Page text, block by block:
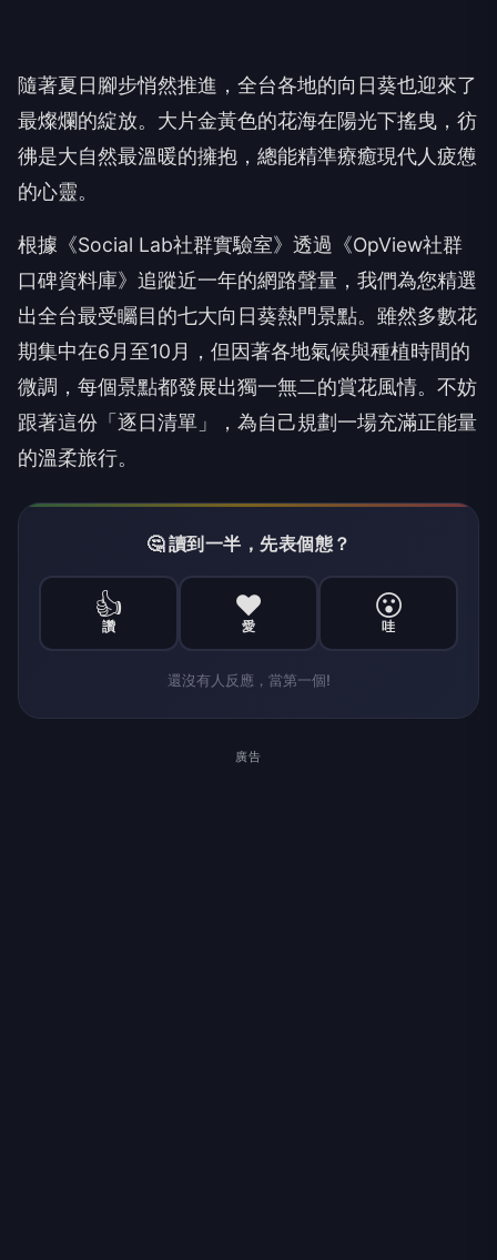
隨著夏日腳步悄然推進，全台各地的向日葵也迎來了
最燦爛的綻放。大片金黃色的花海在陽光下搖曳，彷
彿是大自然最溫暖的擁抱，總能精準療癒現代人疲憊
的心靈。
根據《Social Lab社群實驗室》透過《OpView社群
口碑資料庫》追蹤近一年的網路聲量，我們為您精選
出全台最受矚目的七大向日葵熱門景點。雖然多數花
期集中在6月至10月，但因著各地氣候與種植時間的
微調，每個景點都發展出獨一無二的賞花風情。不妨
跟著這份「逐日清單」，為自己規劃一場充滿正能量
的溫柔旅行。
🤔 讀到一半，先表個態？
👍
讚
❤️
愛
😮
哇
還沒有人反應，當第一個!
廣告